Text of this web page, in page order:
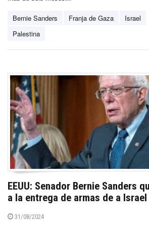
Bernie Sanders Franja de Gaza
Israel
Palestina
EEUU: Senador Bernie Sanders
a la entrega de armas de a Israel
31/08/2024